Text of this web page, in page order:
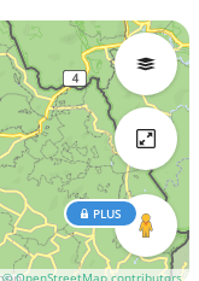
© OpenStreetMap contributors
PLUS